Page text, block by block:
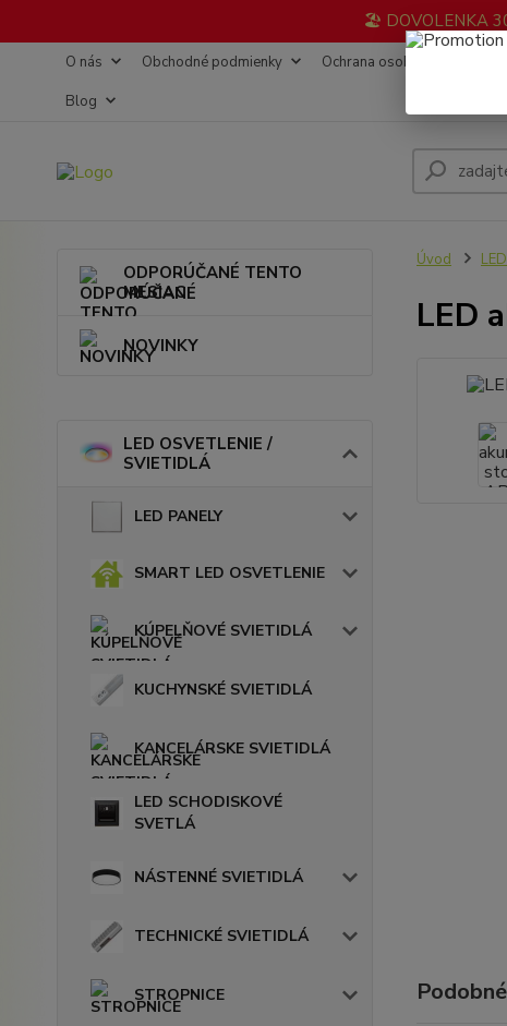
🏖️ DOVOLENKA
O nás Obchodné podmienky Ochrana osobných údajov
Blog
ODPORÚČANÉ TENTO
MESIAC
NOVINKY
LED OSVETLENIE /
SVIETIDLÁ
LED PANELY
SMART LED OSVETLENIE
KÚPELŇOVÉ SVIETIDLÁ
KUCHYNSKÉ SVIETIDLÁ
KANCELÁRSKE SVIETIDLÁ
LED SCHODISKOVÉ
SVETLÁ
NÁSTENNÉ SVIETIDLÁ
TECHNICKÉ SVIETIDLÁ
STROPNICE
Úvod
LED